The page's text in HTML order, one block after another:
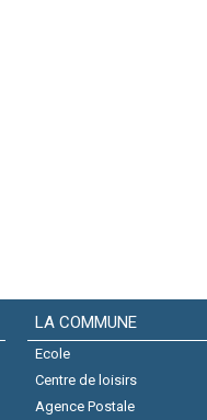
LA COMMUNE
Ecole
Centre de loisirs
Agence Postale